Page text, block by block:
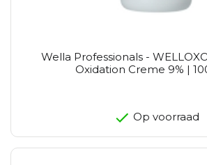
Wella Professionals -
Oxidation Creme 9% |
Op voorraad